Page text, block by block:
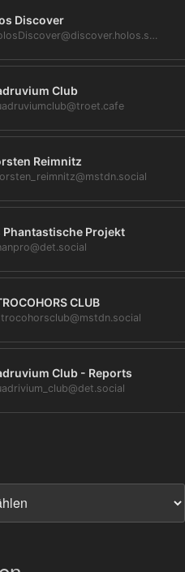
Discover
@HolosDiscover@discover.holos.social
Club
Reimnitz
Phantastische Projekt
CLUB
Club - Reports